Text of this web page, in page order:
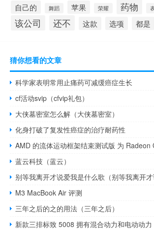
自己的 舞蹈 苹果 荣耀 药物
该公司 还不 这款 选项 都是
猜你想看的文章
科学家表明常用止痛药可减缓癌症生长
cf活动svip（cfvip礼包）
大侠墓密室怎么解（大侠墓密室）
化身打破了复发性癌症的治疗耐药性
蓝云科技（蓝云）
别等我离开才说爱我是什么歌（别等我离开才
M3 MacBook Air 评测
三年之后的之的用法（三年之后）
新款三排标致 5008 拥有混合动力和电动动力